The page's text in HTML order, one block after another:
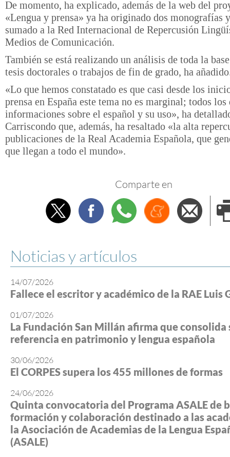
De momento, ha explicado, además de la web del
«Lengua y prensa» ya ha originado dos monografías
sumado a la Red Internacional de Repercusión
Medios de Comunicación.
También se está realizando un análisis de toda la
tesis doctorales o trabajos de fin de grado, ha
«Lo que hemos constatado es que casi desde los
prensa en España este tema no es marginal; todos los
informaciones sobre el español y su uso», ha
Carriscondo que, además, ha resaltado «la alta
publicaciones de la Real Academia Española, que
que llegan a todo el mundo».
Comparte en
TwitterFacebookWhatsappMenéame
Noticias y artículos
14/07/2026
Fallece el escritor y académico de la RAE Luis
01/07/2026
La Fundación San Millán afirma que consolida
referencia en patrimonio y lengua española
30/06/2026
El CORPES supera los 455 millones de formas
24/06/2026
Quinta convocatoria del Programa ASALE de
formación y colaboración destinado a las
la Asociación de Academias de la Lengua
(ASALE)